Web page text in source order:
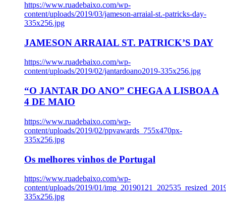
https://www.ruadebaixo.com/wp-
content/uploads/2019/03/jameson-arraial-st.-patricks-day-
335x256.jpg
JAMESON ARRAIAL ST. PATRICK’S DAY
https://www.ruadebaixo.com/wp-
content/uploads/2019/02/jantardoano2019-335x256.jpg
“O JANTAR DO ANO” CHEGA A LISBOA A
4 DE MAIO
https://www.ruadebaixo.com/wp-
content/uploads/2019/02/ppvawards_755x470px-
335x256.jpg
Os melhores vinhos de Portugal
https://www.ruadebaixo.com/wp-
content/uploads/2019/01/
335x256.jpg